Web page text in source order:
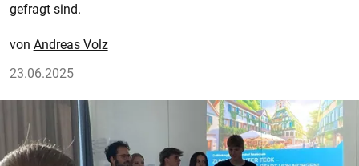
gefragt sind.
Andreas Volz
23.06.2025